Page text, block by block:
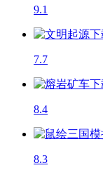
9.1
7.7
8.4
8.3